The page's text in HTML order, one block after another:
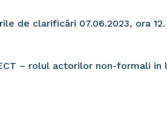
de clarificări 07.06.2023, ora 12.
– rolul actorilor non-formali